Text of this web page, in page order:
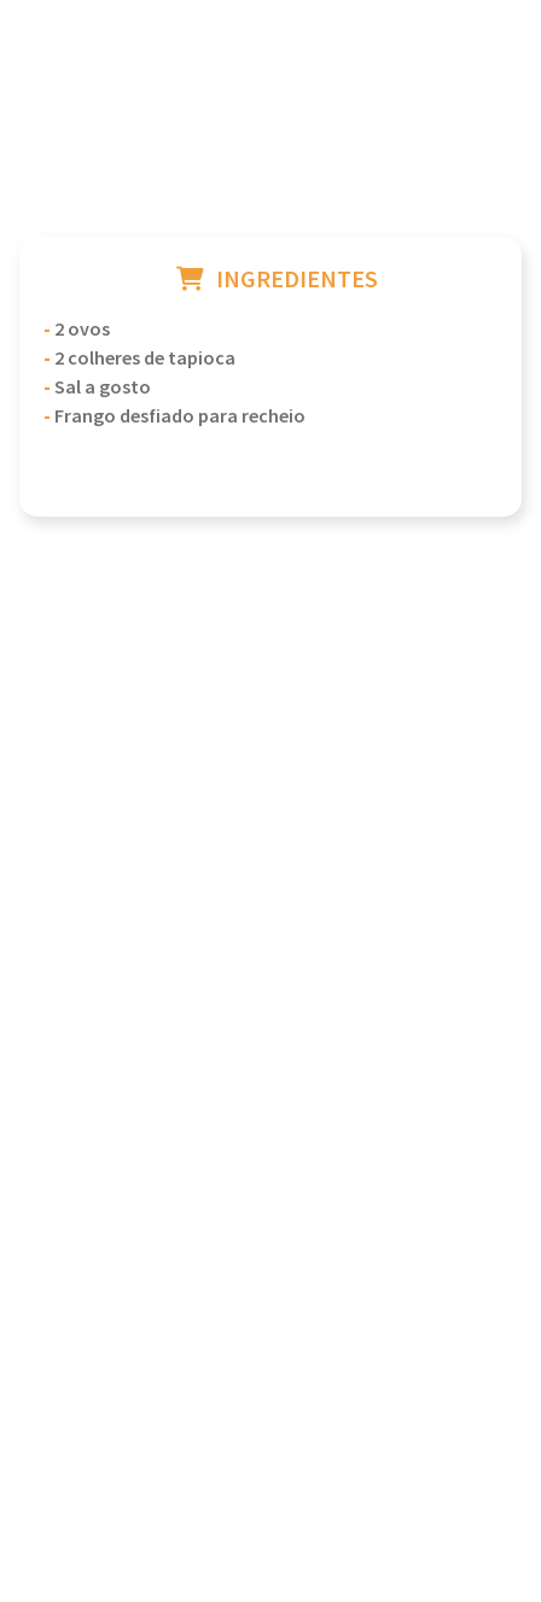
INGREDIENTES
- 2 ovos
- 2 colheres de tapioca
-Sal a gosto
- Frango desfiado para recheio